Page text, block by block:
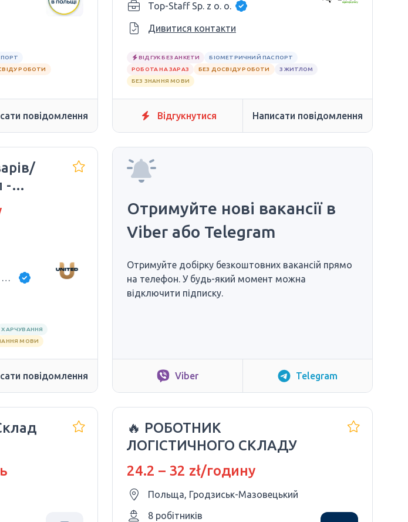
РОБОТИ
повідомлення
Top-Staff Sp. z o. o.
Дивитися контакти
ВІДГУК БЕЗ АНКЕТИ
БІОМЕТРИЧНИЙ ПАСПОРТ
РОБОТА НА ЗАРАЗ
БЕЗ ДОСВІДУ РОБОТИ
З ЖИТЛОМ
БЕЗ ЗНАННЯ МОВИ
Відгукнутися Написати повідомлення
-
United Brands of Business Sp z o.o
ХАРЧУВАННЯ
МОВИ
повідомлення
Отримуйте нові вакансії в
Viber або Telegram
Отримуйте добірку безкоштовних вакансій прямо
на телефон. У будь-який момент можна
відключити підписку.
Viber Telegram
🔥 РОБОТНИК
ЛОГІСТИЧНОГО СКЛАДУ
24.2 – 32 zł/годину
Польща, Гродзиськ-Мазовецький
8 робітників